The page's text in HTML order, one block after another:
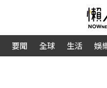
要聞 全球 生活 娛